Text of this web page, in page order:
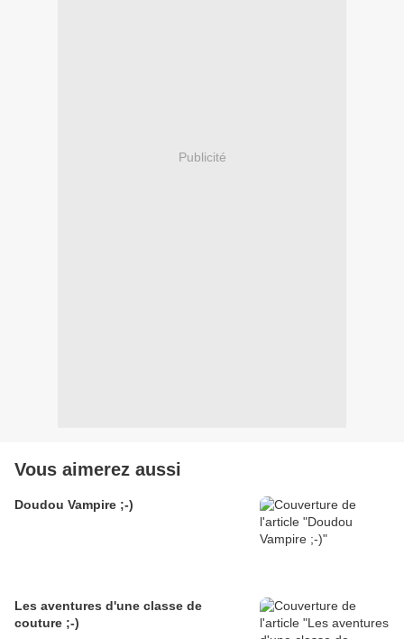
Publicité
Vous aimerez aussi
Doudou Vampire ;-)
Les aventures d'une classe de
couture ;-)